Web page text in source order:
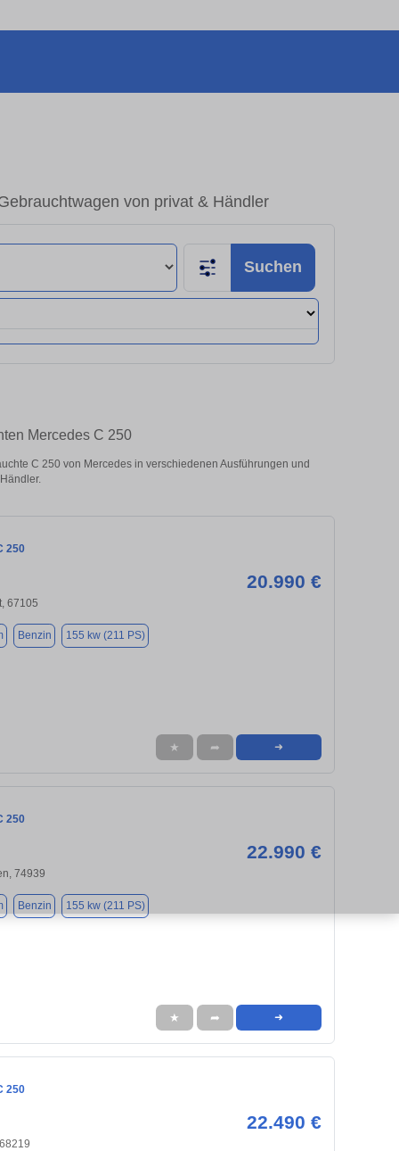
von privat & Händler
Suchen
Mercedes C 250
C 250 von Mercedes in verschiedenen Ausführungen und
250
20.990 €
67105
Benzin 155 kw (211 PS)
★ ➦ ➜
250
22.990 €
74939
Benzin 155 kw (211 PS)
★ ➦ ➜
250
22.490 €